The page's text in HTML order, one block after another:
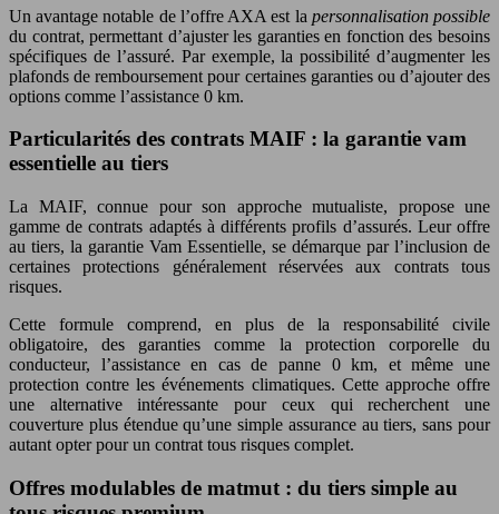
Un avantage notable de l’offre AXA est la personnalisation possible
du contrat, permettant d’ajuster les garanties en fonction des besoins
spécifiques de l’assuré. Par exemple, la possibilité d’augmenter les
plafonds de remboursement pour certaines garanties ou d’ajouter des
options comme l’assistance 0 km.
Particularités des contrats MAIF : la garantie vam
essentielle au tiers
La MAIF, connue pour son approche mutualiste, propose une
gamme de contrats adaptés à différents profils d’assurés. Leur offre
au tiers, la garantie Vam Essentielle, se démarque par l’inclusion de
certaines protections généralement réservées aux contrats tous
risques.
Cette formule comprend, en plus de la responsabilité civile
obligatoire, des garanties comme la protection corporelle du
conducteur, l’assistance en cas de panne 0 km, et même une
protection contre les événements climatiques. Cette approche offre
une alternative intéressante pour ceux qui recherchent une
couverture plus étendue qu’une simple assurance au tiers, sans pour
autant opter pour un contrat tous risques complet.
Offres modulables de matmut : du tiers simple au